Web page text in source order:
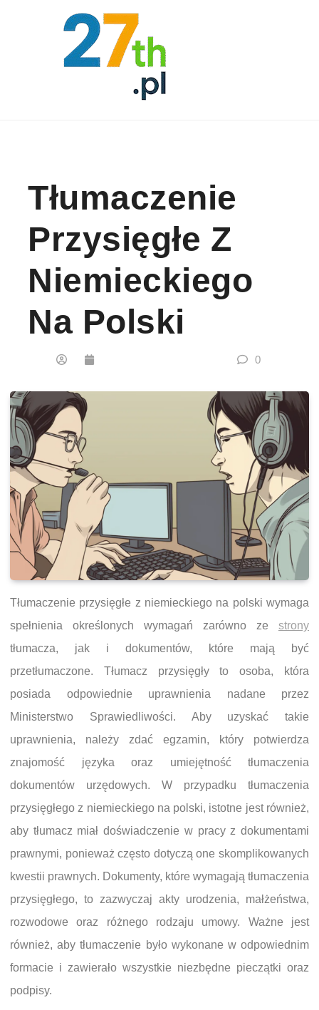
Tłumaczenie
Przysięgłe Z
Niemieckiego
Na Polski
0
Tłumaczenie przysięgłe z niemieckiego na polski wymaga
spełnienia określonych wymagań zarówno ze strony
tłumacza, jak i dokumentów, które mają być
przetłumaczone. Tłumacz przysięgły to osoba, która
posiada odpowiednie uprawnienia nadane przez
Ministerstwo Sprawiedliwości. Aby uzyskać takie
uprawnienia, należy zdać egzamin, który potwierdza
znajomość języka oraz umiejętność tłumaczenia
dokumentów urzędowych. W przypadku tłumaczenia
przysięgłego z niemieckiego na polski, istotne jest również,
aby tłumacz miał doświadczenie w pracy z dokumentami
prawnymi, ponieważ często dotyczą one skomplikowanych
kwestii prawnych. Dokumenty, które wymagają tłumaczenia
przysięgłego, to zazwyczaj akty urodzenia, małżeństwa,
rozwodowe oraz różnego rodzaju umowy. Ważne jest
również, aby tłumaczenie było wykonane w odpowiednim
formacie i zawierało wszystkie niezbędne pieczątki oraz
podpisy.